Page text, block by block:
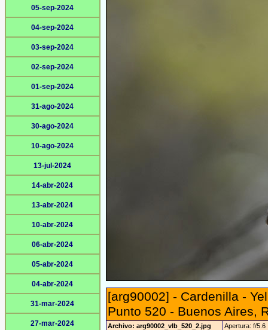
05-sep-2024
04-sep-2024
03-sep-2024
02-sep-2024
01-sep-2024
31-ago-2024
30-ago-2024
10-ago-2024
13-jul-2024
14-abr-2024
13-abr-2024
10-abr-2024
06-abr-2024
05-abr-2024
04-abr-2024
31-mar-2024
27-mar-2024
[arg90002] - Cardenilla -
Punto 520 - Buenos Aires,
Archivo: arg90002_vlb_520_2.jpg
Apertura: f/5.6